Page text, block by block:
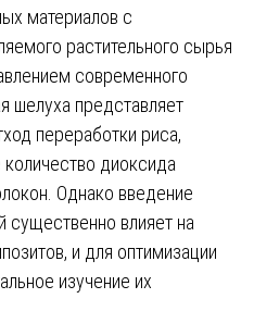
материалов с
растительного сырья
современного
шелуха представляет
переработки риса,
диоксида
Однако введение
существенно влияет на
и для оптимизации
изучение их